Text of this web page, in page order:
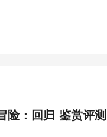
险：回归 鉴赏评测